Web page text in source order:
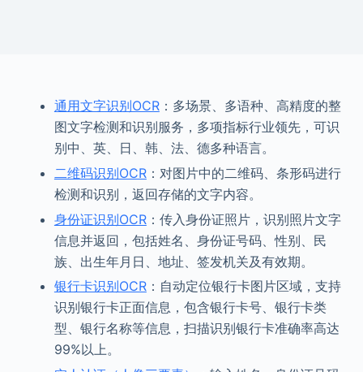
通用文字识别OCR：多场景、多语种、高精度的整
图文字检测和识别服务，多项指标行业领先，可识
别中、英、日、韩、法、德多种语言。
二维码识别OCR：对图片中的二维码、条形码进行
检测和识别，返回存储的文字内容。
身份证识别OCR：传入身份证照片，识别照片文字
信息并返回，包括姓名、身份证号码、性别、民
族、出生年月日、地址、签发机关及有效期。
银行卡识别OCR：自动定位银行卡图片区域，支持
识别银行卡正面信息，包含银行卡号、银行卡类
型、银行名称等信息，扫描识别银行卡准确率高达
99%以上。